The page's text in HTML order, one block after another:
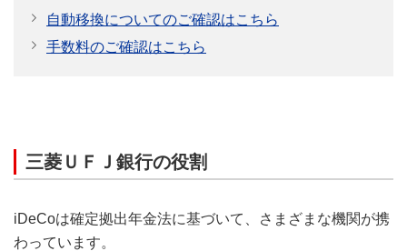
自動移換についてのご確認はこちら
手数料のご確認はこちら
三菱ＵＦＪ銀行の役割
iDeCoは確定拠出年金法に基づいて、さまざまな機関が携
わっています。